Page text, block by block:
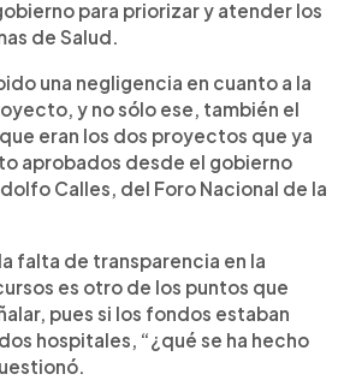
para priorizar y atender los
de Salud.
una negligencia en cuanto a la
y no sólo ese, también el
eran los dos proyectos que ya
aprobados desde el gobierno
Calles, del Foro Nacional de la
falta de transparencia en la
es otro de los puntos que
pues si los fondos estaban
hospitales, “¿qué se ha hecho